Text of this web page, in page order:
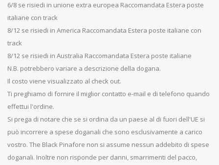
6/8 se risiedi in unione extra europea Raccomandata Estera poste
italiane con track
8/12 se risiedi in America Raccomandata Estera poste italiane con
track
8/12 se risiedi in Australia Raccomandata Estera poste italiane
N.B. potrebbero variare a descrizione della dogana.
Il costo viene visualizzato al check out.
Ti preghiamo di fornire il miglior contatto e-mail e di telefono quando
effettui l'ordine.
Si prega di notare che se si ordina da un paese al di fuori dell'UE si
può incorrere a spese doganali che sono esclusivamente a carico
vostro. The Black Pinafore non si assume nessun addebito di spese
doganali. Inoltre non risponde per danni, smarrimenti del pacco,